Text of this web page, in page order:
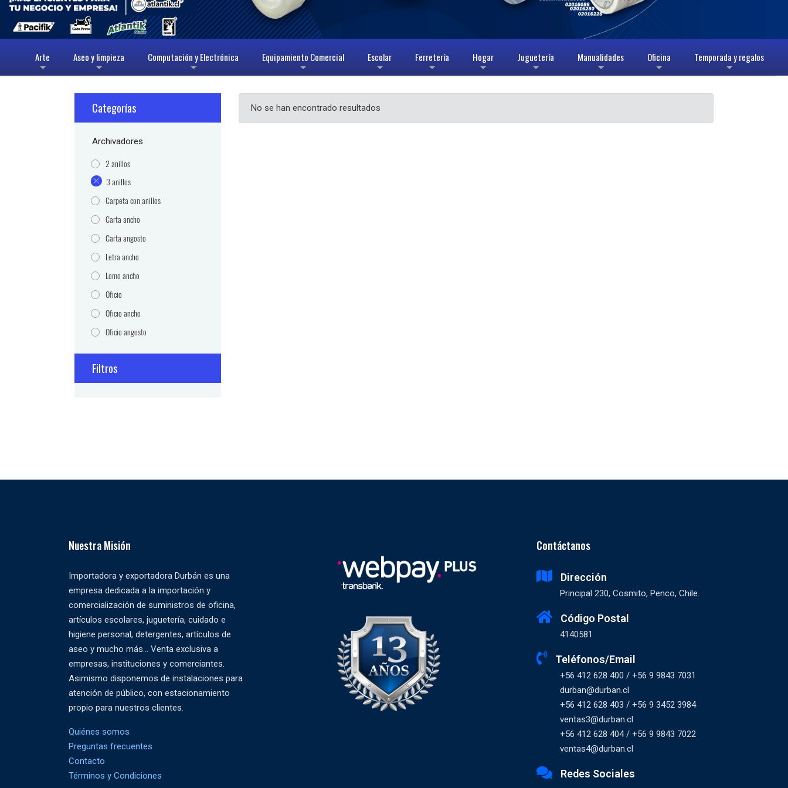
+
Arte
+
Aseo y limpieza
+
Computación y Electrónica
+
Equipamiento Comercial
+
Escolar
+
Ferretería
+
Hogar
+
Juguetería
+
Manualidades
+
Oficina
+
Temporada y regalos
Categorías
Archivadores
2 anillos
3 anillos
Carpeta con anillos
Carta ancho
Carta angosto
Letra ancho
Lomo ancho
Oficio
Oficio ancho
Oficio angosto
Filtros
No se han encontrado resultados
Nuestra Misión
Importadora y exportadora Durbán es una
empresa dedicada a la importación y
comercialización de suministros de oficina,
artículos escolares, juguetería, cuidado e
higiene personal, detergentes, artículos de
aseo y mucho más... Venta exclusiva a
empresas, instituciones y comerciantes.
Asimismo disponemos de instalaciones para
atención de público, con estacionamiento
propio para nuestros clientes.
Quiénes somos
Preguntas frecuentes
Contacto
Términos y Condiciones
Contáctanos
Dirección
Principal 230, Cosmito, Penco, Chile.
Código Postal
4140581
Teléfonos/Email
+56 412 628 400 / +56 9 9843 7031
durban@durban.cl
+56 412 628 403 / +56 9 3452 3984
ventas3@durban.cl
+56 412 628 404 / +56 9 9843 7022
ventas4@durban.cl
Redes Sociales